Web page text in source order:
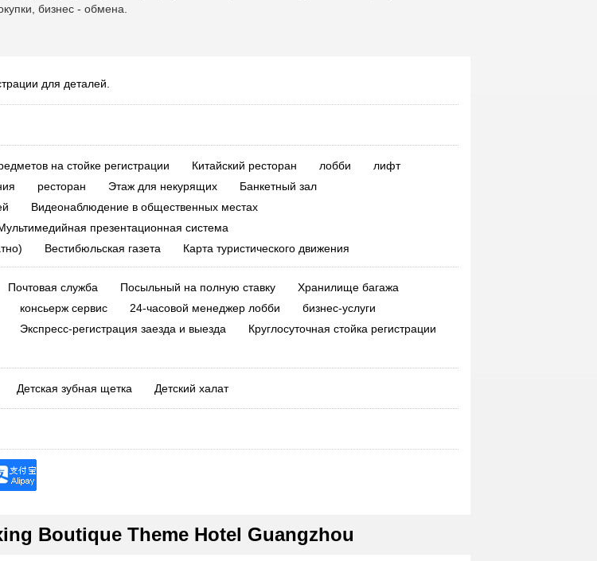
бизнес - обмена.
для деталей.
на стойке регистрации Китайский ресторан лобби
лифт
ресторан Этаж для некурящих
Банкетный зал
Видеонаблюдение в общественных местах
презентационная система
Вестибюльская газета Карта туристического движения
Почтовая служба Посыльный на полную ставку
Хранилище багажа
консьерж сервис 24-часовой менеджер лобби
бизнес-услуги
Экспресс-регистрация заезда и выезда
Круглосуточная стойка регистрации
Детская зубная щетка Детский халат
Boutique Theme Hotel Guangzhou